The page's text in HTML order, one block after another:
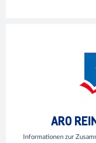
ARO
Informationen zur